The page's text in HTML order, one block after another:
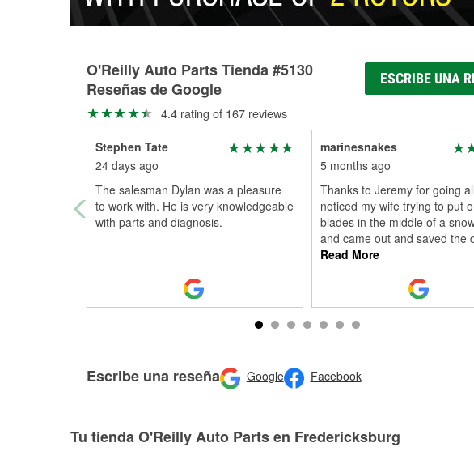
O'Reilly Auto Parts Tienda #5130
Reseñas de Google
ESCRIBE UNA
4.4 rating of 167 reviews
Stephen Tate
24 days ago
The salesman Dylan was a pleasure
to work with. He is very knowledgeable
with parts and diagnosis.
marinesnakes
5 months ago
Thanks to Jeremy for going
noticed my wife trying to put
blades in the middle of a
and came out and saved the
Read More
Escribe una reseña Google Facebook
Tu tienda O'Reilly Auto Parts en Fredericksburg